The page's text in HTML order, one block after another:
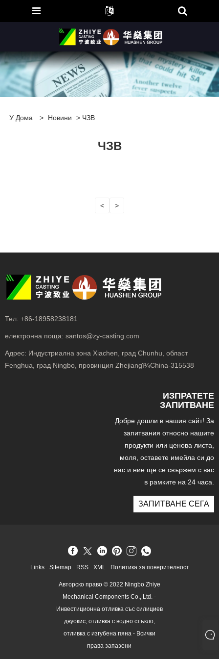
У Дома > Новини > ЧЗВ
ЧЗВ
< >
Тел: +86-18958238181
електронна поща: santos@zy-casting.com
Адрес: Индустриална зона Xiachen, град Chunhu, област
Fenghua, град Ningbo, провинция Zhejiangï¼China-315538
ИЗПРАТЕТЕ
ЗАПИТВАНЕ
Добре дошли в нашия сайт! За
запитвания относно нашите
продукти или ценова листа,
моля, оставете имейла си до
нас и ние ще се свържем с вас
в рамките на 24 часа.
ЗАПИТВАНЕ СЕГА
Links Sitemap RSS XML Политика за поверителност
Авторско право © 2022 Ningbo Zhiye
Mechanical Components Co., Ltd. -
Инвестиционна отливка със силициев
двуокис, отливка с водно стъкло,
отливка с изгубена пяна - Всички
права запазени